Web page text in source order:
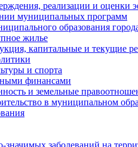
реализации и оценки
муниципальных программ
образования
жилье
капитальные и текущие
и спорта
финансами
и земельные
в муниципальном
заболеваний на